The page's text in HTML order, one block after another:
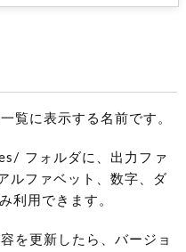
覧に表示する名前です。
フォルダに、出力ファ
ルファベット、数字、ダ
利用できます。
を更新したら、バージョ